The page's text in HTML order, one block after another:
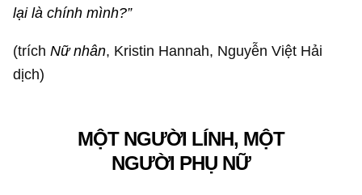
lại là chính mình?”
(tríchNữ nhân, Kristin Hannah, Nguyễn Việt Hải
dịch)
MỘT NGƯỜI LÍNH, MỘT
NGƯỜI PHỤ NỮ